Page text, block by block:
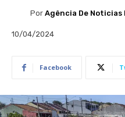
Por Agência De
10/04/2024
Facebook